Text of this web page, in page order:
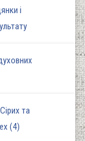
і
та
(4)